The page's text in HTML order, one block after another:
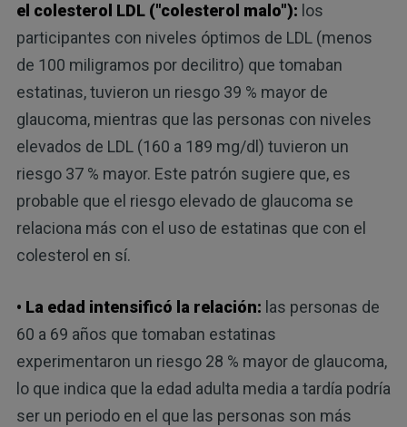
el colesterol LDL ("colesterol malo"): los
participantes con niveles óptimos de LDL (menos
de 100 miligramos por decilitro) que tomaban
estatinas, tuvieron un riesgo 39 % mayor de
glaucoma, mientras que las personas con niveles
elevados de LDL (160 a 189 mg/dl) tuvieron un
riesgo 37 % mayor. Este patrón sugiere que, es
probable que el riesgo elevado de glaucoma se
relaciona más con el uso de estatinas que con el
colesterol en sí.
• La edad intensificó la relación: las personas de
60 a 69 años que tomaban estatinas
experimentaron un riesgo 28 % mayor de glaucoma,
lo que indica que la edad adulta media a tardía podría
ser un periodo en el que las personas son más